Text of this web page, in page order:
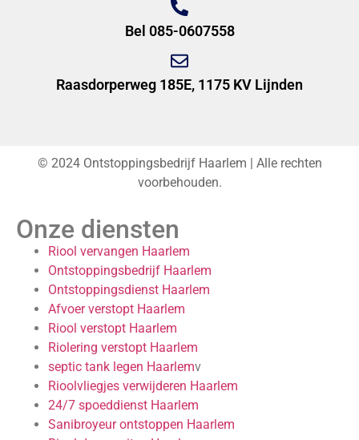
Bel 085-0607558
Raasdorperweg 185E, 1175 KV Lijnden
© 2024 Ontstoppingsbedrijf Haarlem | Alle rechten
voorbehouden.
Onze diensten
Riool vervangen Haarlem
Ontstoppingsbedrijf Haarlem
Ontstoppingsdienst Haarlem
Afvoer verstopt Haarlem
Riool verstopt Haarlem
Riolering verstopt Haarlem
septic tank legen Haarlemv
Rioolvliegjes verwijderen Haarlem
24/7 spoeddienst Haarlem
Sanibroyeur ontstoppen Haarlem